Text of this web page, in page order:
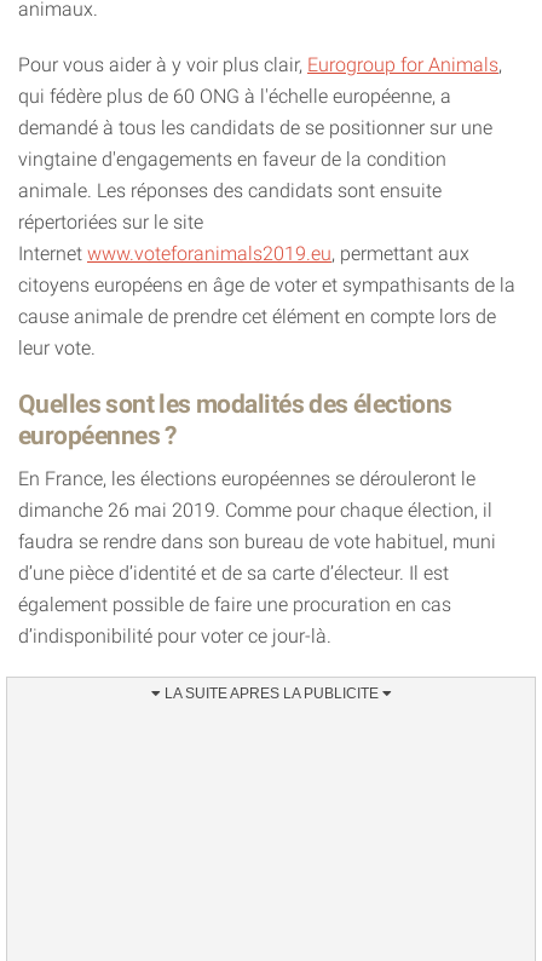
animaux.
Pour vous aider à y voir plus clair, Eurogroup for Animals,
qui fédère plus de 60 ONG à l'échelle européenne, a
demandé à tous les candidats de se positionner sur une
vingtaine d'engagements en faveur de la condition
animale. Les réponses des candidats sont ensuite
répertoriées sur le site
Internet www.voteforanimals2019.eu, permettant aux
citoyens européens en âge de voter et sympathisants de la
cause animale de prendre cet élément en compte lors de
leur vote.
Quelles sont les modalités des élections
européennes ?
En France, les élections européennes se dérouleront le
dimanche 26 mai 2019. Comme pour chaque élection, il
faudra se rendre dans son bureau de vote habituel, muni
d’une pièce d’identité et de sa carte d’électeur. Il est
également possible de faire une procuration en cas
d’indisponibilité pour voter ce jour-là.